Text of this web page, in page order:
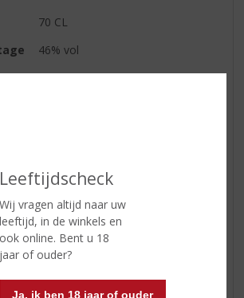
Leeftijdscheck
Wij vragen altijd naar uw
leeftijd, in de winkels en
ook online. Bent u 18
jaar of ouder?
Ja, ik ben 18 jaar of ouder
70 CL
46% vol
Rood Goud
verloop van tijd worden de
turfachtige tonen iets meer
uitgesproken, maar in balans met
de citrusachtige tonen van verse
citroenen en limoenen.
gecombineerd met